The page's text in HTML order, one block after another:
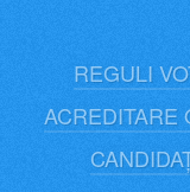
REGULI
ACREDITARE